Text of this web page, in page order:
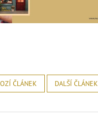
ČLÁNEK DALŠÍ ČLÁNEK